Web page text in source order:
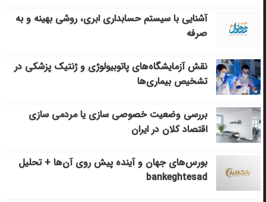
آشنایی با سیستم حسابداری ابری، روشی بهینه و به
صرفه
نقش آزمایشگاه‌های پاتوبیولوژی و ژنتیک پزشکی در
تشخیص بیماری‌ها
بررسی وضعیت خصوصی سازی یا مردمی سازی
اقتصاد کلان در ایران
بورس‌های جهان و آینده پیش روی آن‌ها + تحلیل
bankeghtesad